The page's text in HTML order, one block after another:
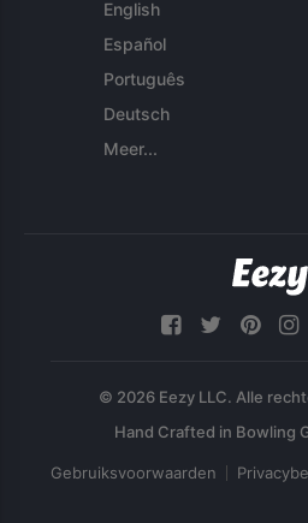
English
Español
Português
Deutsch
Meer...
© 2026 Eezy LLC. Alle
Gebruiksvoorwaarden